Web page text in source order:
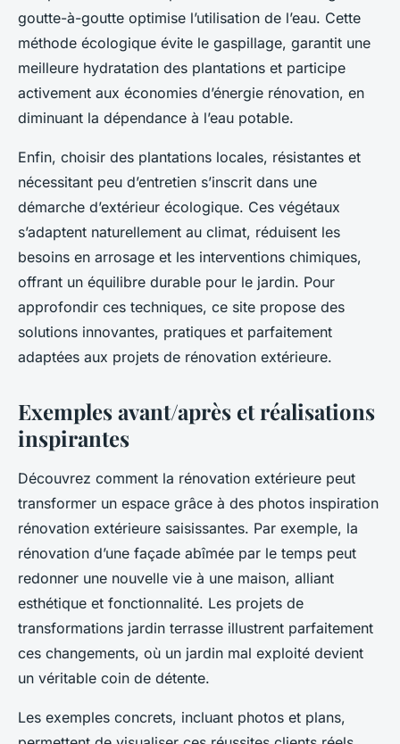
goutte-à-goutte optimise l’utilisation de l’eau. Cette
méthode écologique évite le gaspillage, garantit une
meilleure hydratation des plantations et participe
activement aux économies d’énergie rénovation, en
diminuant la dépendance à l’eau potable.
Enfin, choisir des plantations locales, résistantes et
nécessitant peu d’entretien s’inscrit dans une
démarche d’extérieur écologique. Ces végétaux
s’adaptent naturellement au climat, réduisent les
besoins en arrosage et les interventions chimiques,
offrant un équilibre durable pour le jardin. Pour
approfondir ces techniques, ce site propose des
solutions innovantes, pratiques et parfaitement
adaptées aux projets de rénovation extérieure.
Exemples avant/après et réalisations
inspirantes
Découvrez comment la rénovation extérieure peut
transformer un espace grâce à des photos inspiration
rénovation extérieure saisissantes. Par exemple, la
rénovation d’une façade abîmée par le temps peut
redonner une nouvelle vie à une maison, alliant
esthétique et fonctionnalité. Les projets de
transformations jardin terrasse illustrent parfaitement
ces changements, où un jardin mal exploité devient
un véritable coin de détente.
Les exemples concrets, incluant photos et plans,